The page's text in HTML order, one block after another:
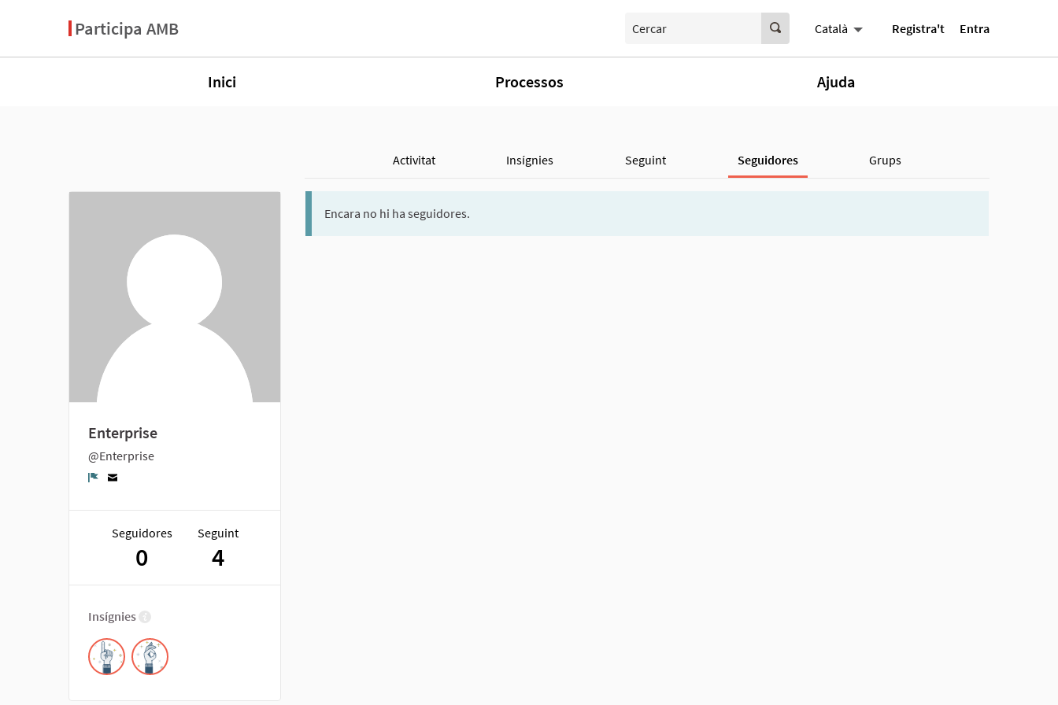
Participa AMB Cercar Català Registra't Entra
Inici Processos Ajuda
Activitat Insígnies Seguint Seguidores Grups
Enterprise
@Enterprise
Seguidores
0
Seguint
4
Insígnies
Encara no hi ha seguidores.